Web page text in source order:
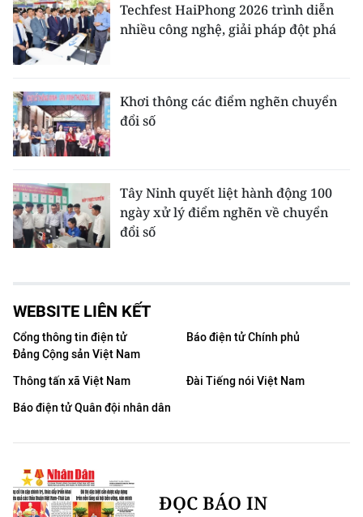
Techfest HaiPhong 2026 trình diễn
nhiều công nghệ, giải pháp đột phá
Khơi thông các điểm nghẽn chuyển
đổi số
Tây Ninh quyết liệt hành động 100
ngày xử lý điểm nghẽn về chuyển
đổi số
WEBSITE LIÊN KẾT
Cổng thông tin điện tử
Đảng Cộng sản Việt Nam
Báo điện tử Chính phủ
Thông tấn xã Việt Nam
Đài Tiếng nói Việt Nam
Báo điện tử Quân đội nhân dân
ĐỌC BÁO IN